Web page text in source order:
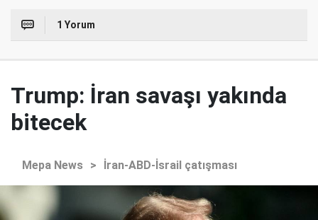
1 Yorum
Trump: İran savaşı yakında
bitecek
Mepa News > İran-ABD-İsrail çatışması